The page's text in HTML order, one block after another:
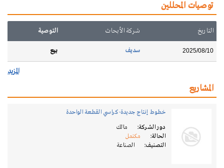
توصيات المحللين
التاريخ شركة الأبحاث التوصية
2025/08/10 سديف بيع
المزيد
المشاريع
خطوط إنتاج جديدة-كراسي القطعة الواحدة
دور الشركة:
مالك
الحالة:
مكتمل
التصنيف:
الصناعة